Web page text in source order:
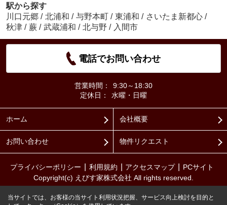
駅から探す
川口元郷 / 北浦和 / 与野本町 / 東浦和 / さいたま新都心 /
秋津 / 蕨 / 武蔵浦和 / 北与野 / 入間市
電話でお問い合わせ
営業時間：
9:30～18:30
定休日：
水曜・日曜
ホーム 会社概要
お問い合わせ 物件リクエスト
プライバシーポリシー 利用規約 アクセスマップ
PCサイト
Copyright(c) えびす家株式会社 All rights reserved.
当サイトでは、お客様の当サイト利用状況把握、サービス向上検討を目的と